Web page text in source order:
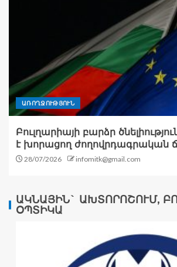
ԱՌՈՂՋՈՒԹՅՈՒՆ
Բուլղարիայի բարձր
է խորացող ժողովրդագրական
28/07/2026 infomitk@gmail.com
ԱԿՆԱՅԻՆ` ԱԽՏՈՐՈՇՈՒՄ,
ՕՊՏԻԿԱ